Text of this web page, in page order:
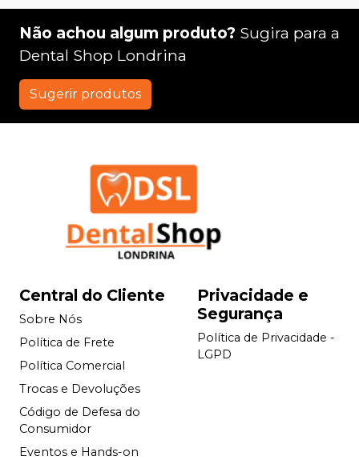
Não achou algum produto? Sugira para a
Dental Shop Londrina
Sugerir produtos
Central do Cliente
Sobre Nós
Política de Frete
Política Comercial
Trocas e Devoluções
Código de Defesa do
Consumidor
Eventos e Hands-on
Privacidade e
Segurança
Política de Privacidade -
LGPD